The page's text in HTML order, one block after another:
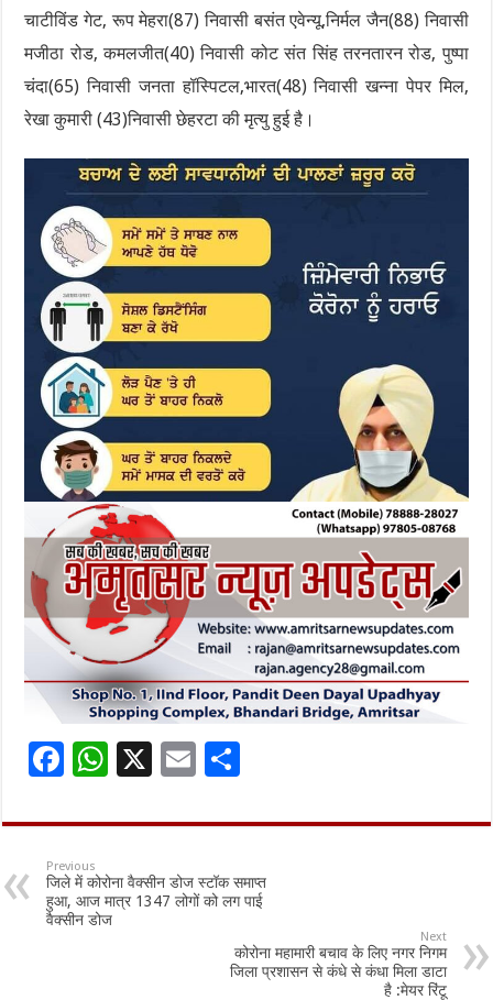
चाटीविंड गेट, रूप मेहरा(87) निवासी बसंत एवेन्यू,निर्मल जैन(88) निवासी
मजीठा रोड, कमलजीत(40) निवासी कोट संत सिंह तरनतारन रोड, पुष्पा
चंदा(65) निवासी जनता हॉस्पिटल,भारत(48) निवासी खन्ना पेपर मिल,
रेखा कुमारी (43)निवासी छेहरटा की मृत्यु हुई है।
F
e
b
o
o
W
at
sA
p
p
X
E
ai ar
Previous
जिले में कोरोना वैक्सीन डोज स्टॉक समाप्त
हुआ, आज मात्र 1347 लोगों को लग पाई
वैक्सीन डोज
Next
कोरोना महामारी बचाव के लिए नगर निगम
जिला प्रशासन से कंधे से कंधा मिला डाटा
है :मेयर रिंटू